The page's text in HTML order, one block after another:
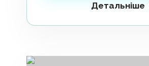
Детальніше